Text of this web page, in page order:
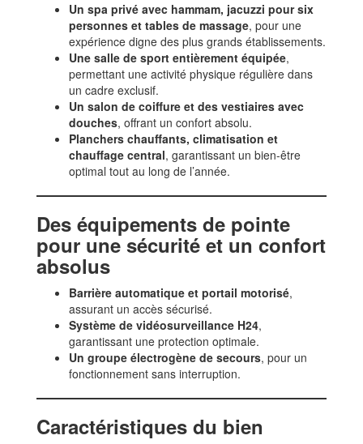
Un spa privé avec hammam, jacuzzi pour six
personnes et tables de massage, pour une
expérience digne des plus grands établissements.
Une salle de sport entièrement équipée,
permettant une activité physique régulière dans
un cadre exclusif.
Un salon de coiffure et des vestiaires avec
douches, offrant un confort absolu.
Planchers chauffants, climatisation et
chauffage central, garantissant un bien-être
optimal tout au long de l’année.
Des équipements de pointe
pour une sécurité et un confort
absolus
Barrière automatique et portail motorisé,
assurant un accès sécurisé.
Système de vidéosurveillance H24,
garantissant une protection optimale.
Un groupe électrogène de secours, pour un
fonctionnement sans interruption.
Caractéristiques du bien